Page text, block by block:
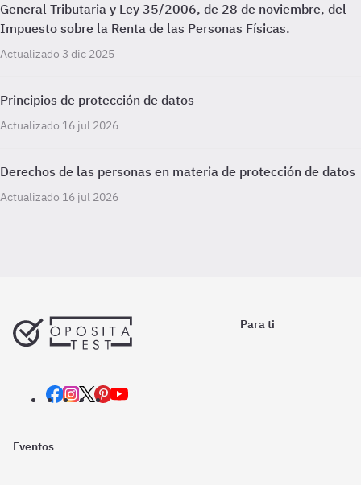
General Tributaria y Ley 35/2006, de 28 de noviembre, del
Impuesto sobre la Renta de las Personas Físicas.
Actualizado 3 dic 2025
Principios de protección de datos
Actualizado 16 jul 2026
Derechos de las personas en materia de protección de datos
Actualizado 16 jul 2026
Para ti
Eventos